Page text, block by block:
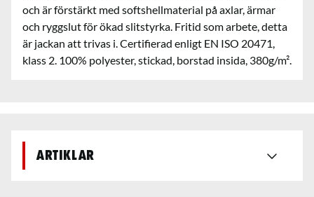
och är förstärkt med softshellmaterial på axlar, ärmar
och ryggslut för ökad slitstyrka. Fritid som arbete, detta
är jackan att trivas i. Certifierad enligt EN ISO 20471,
klass 2. 100% polyester, stickad, borstad insida, 380g/m².
Artiklar